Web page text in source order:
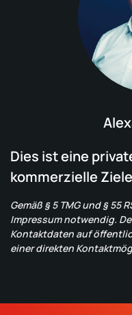
Dies ist eine
kommerzielle
Gemäß § 5 TMG und § 55
Impressum notwendig.
Kontaktdaten auf
einer direkten